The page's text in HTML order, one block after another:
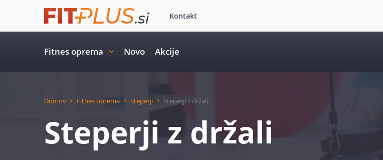
Kontakt
Fitnes oprema Novo Akcije
Domov Fitnes oprema Steperji Steperji z držali
Steperji z držali